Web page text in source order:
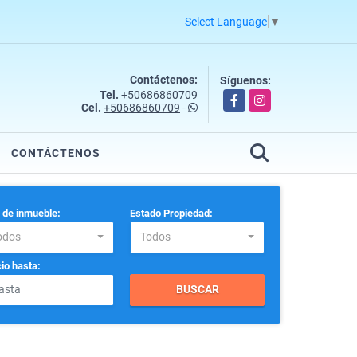
Select Language ▼
Contáctenos:
Tel. +50686860709
Cel. +50686860709 -
Síguenos:
FacebookInstagram
CONTÁCTENOS
de inmueble: Estado Propiedad:
Todos
hasta:
BUSCAR